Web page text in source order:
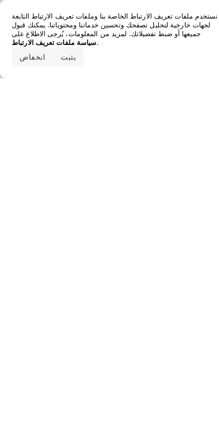
نستخدم ملفات تعريف الارتباط الخاصة بنا وملفات تعريف الارتباط التابعة
لجهات خارجية لتحليل تصفحك وتحسين خدماتنا ومحتوياتنا. يمكنك قبول
جميعها أو ضبط تفضيلاتك. لمزيد من المعلومات، يُرجى الاطلاع على
سياسة ملفات تعريف الارتباط.
انخفاض يثبت
Error loading the brand